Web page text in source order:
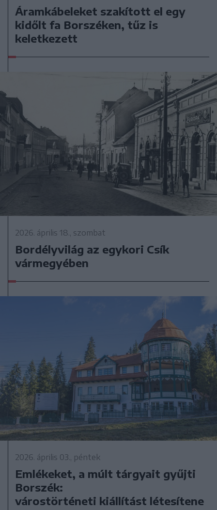
Áramkábeleket szakított el egy
kidőlt fa Borszéken, tűz is
keletkezett
2026. április 18., szombat
Bordélyvilág az egykori Csík
vármegyében
2026. április 03., péntek
Emlékeket, a múlt tárgyait gyűjti
Borszék:
várostörténeti kiállítást létesítene